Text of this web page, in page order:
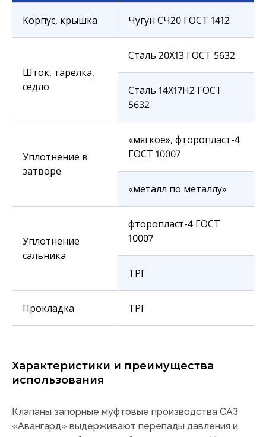
Корпус, крышка Чугун СЧ20 ГОСТ 1412
Шток, тарелка,
седло
Сталь 20X13 ГОСТ 5632
Сталь 14Х17Н2 ГОСТ
5632
Уплотнение в
затворе
«мягкое», фторопласт-4
ГОСТ 10007
«металл по металлу»
Уплотнение
сальника
фторопласт-4 ГОСТ
10007
ТРГ
Прокладка ТРГ
Характеристики и преимущества
использования
Клапаны запорные муфтовые производства САЗ
«Авангард» выдерживают перепады давления и